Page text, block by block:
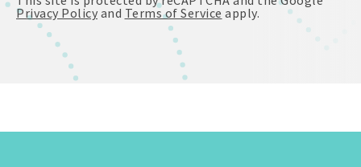
Privacy Policy and Terms of Service apply.